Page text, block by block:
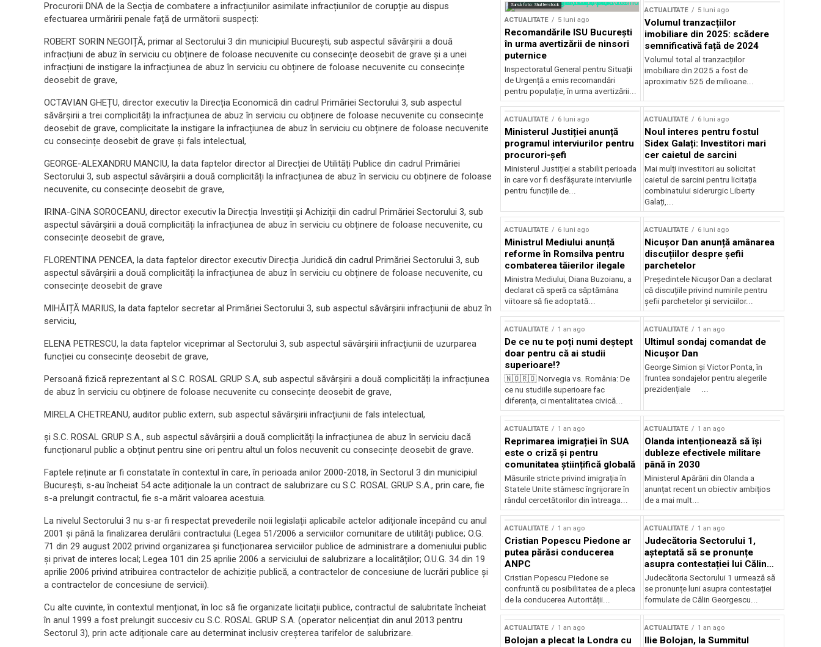
Procurorii DNA de la Secția de combatere a infracțiunilor asimilate infracțiunilor de corupție au dispus
efectuarea urmăririi penale față de următorii suspecți:
ROBERT SORIN NEGOIȚĂ, primar al Sectorului 3 din municipiul București, sub aspectul săvârșirii a două
infracțiuni de abuz în serviciu cu obținere de foloase necuvenite cu consecințe deosebit de grave și a unei
infracțiuni de instigare la infracțiunea de abuz în serviciu cu obținere de foloase necuvenite cu consecințe
deosebit de grave,
OCTAVIAN GHEȚU, director executiv la Direcția Economică din cadrul Primăriei Sectorului 3, sub aspectul
săvârșirii a trei complicități la infracțiunea de abuz în serviciu cu obținere de foloase necuvenite cu consecințe
deosebit de grave, complicitate la instigare la infracțiunea de abuz în serviciu cu obținere de foloase necuvenite
cu consecințe deosebit de grave și fals intelectual,
GEORGE-ALEXANDRU MANCIU, la data faptelor director al Direcției de Utilități Publice din cadrul Primăriei
Sectorului 3, sub aspectul săvârșirii a două complicități la infracțiunea de abuz în serviciu cu obținere de foloase
necuvenite, cu consecințe deosebit de grave,
IRINA-GINA SOROCEANU, director executiv la Direcția Investiții și Achiziții din cadrul Primăriei Sectorului 3, sub
aspectul săvârșirii a două complicități la infracțiunea de abuz în serviciu cu obținere de foloase necuvenite, cu
consecințe deosebit de grave,
FLORENTINA PENCEA, la data faptelor director executiv Direcția Juridică din cadrul Primăriei Sectorului 3, sub
aspectul săvârșirii a două complicități la infracțiunea de abuz în serviciu cu obținere de foloase necuvenite, cu
consecințe deosebit de grave
MIHĂIȚĂ MARIUS, la data faptelor secretar al Primăriei Sectorului 3, sub aspectul săvârșirii infracțiunii de abuz în
serviciu,
ELENA PETRESCU, la data faptelor viceprimar al Sectorului 3, sub aspectul săvârșirii infracțiunii de uzurparea
funcției cu consecințe deosebit de grave,
Persoană fizică reprezentant al S.C. ROSAL GRUP S.A, sub aspectul săvârșirii a două complicități la infracțiunea
de abuz în serviciu cu obținere de foloase necuvenite cu consecințe deosebit de grave,
MIRELA CHETREANU, auditor public extern, sub aspectul săvârșirii infracțiunii de fals intelectual,
și S.C. ROSAL GRUP S.A., sub aspectul săvârșirii a două complicități la infracțiunea de abuz în serviciu dacă
funcționarul public a obținut pentru sine ori pentru altul un folos necuvenit cu consecințe deosebit de grave.
Faptele reținute ar fi constatate în contextul în care, în perioada anilor 2000-2018, în Sectorul 3 din municipiul
București, s-au încheiat 54 acte adiționale la un contract de salubrizare cu S.C. ROSAL GRUP S.A., prin care, fie
s-a prelungit contractul, fie s-a mărit valoarea acestuia.
La nivelul Sectorului 3 nu s-ar fi respectat prevederile noii legislații aplicabile actelor adiționale începând cu anul
2001 și până la finalizarea derulării contractului (Legea 51/2006 a serviciilor comunitare de utilități publice; O.G.
71 din 29 august 2002 privind organizarea și funcționarea serviciilor publice de administrare a domeniului public
și privat de interes local; Legea 101 din 25 aprilie 2006 a serviciului de salubrizare a localităților; O.U.G. 34 din 19
aprilie 2006 privind atribuirea contractelor de achiziție publică, a contractelor de concesiune de lucrări publice și
a contractelor de concesiune de servicii).
Cu alte cuvinte, în contextul menționat, în loc să fie organizate licitații publice, contractul de salubritate încheiat
în anul 1999 a fost prelungit succesiv cu S.C. ROSAL GRUP S.A. (operator nelicențiat din anul 2013 pentru
Sectorul 3), prin acte adiționale care au determinat inclusiv creșterea tarifelor de salubrizare.
Sursă foto: Shutterstock
ACTUALITATE 5 luni ago
Recomandările ISU București
în urma avertizării de ninsori
puternice
Inspectoratul General pentru Situații
de Urgență a emis recomandări
pentru populație, în urma avertizării...
ACTUALITATE 5 luni ago
Volumul tranzacțiilor
imobiliare din 2025: scădere
semnificativă față de 2024
Volumul total al tranzacțiilor
imobiliare din 2025 a fost de
aproximativ 525 de milioane...
ACTUALITATE 6 luni ago
Ministerul Justiției anunță
programul interviurilor pentru
procurori-șefi
Ministerul Justiției a stabilit perioada
în care vor fi desfășurate interviurile
pentru funcțiile de...
ACTUALITATE 6 luni ago
Noul interes pentru fostul
Sidex Galați: Investitori mari
cer caietul de sarcini
Mai mulți investitori au solicitat
caietul de sarcini pentru licitația
combinatului siderurgic Liberty
Galați,...
ACTUALITATE 6 luni ago
Ministrul Mediului anunță
reforme în Romsilva pentru
combaterea tăierilor ilegale
Ministra Mediului, Diana Buzoianu, a
declarat că speră ca săptămâna
viitoare să fie adoptată...
ACTUALITATE 6 luni ago
Nicușor Dan anunță amânarea
discuțiilor despre șefii
parchetelor
Președintele Nicușor Dan a declarat
că discuțiile privind numirile pentru
șefii parchetelor și serviciilor...
ACTUALITATE 1 an ago
De ce nu te poți numi deștept
doar pentru că ai studii
superioare!?
🇳🇴🇷🇴 Norvegia vs. România: De
ce nu studiile superioare fac
diferența, ci mentalitatea civică...
ACTUALITATE 1 an ago
Ultimul sondaj comandat de
Nicușor Dan
George Simion și Victor Ponta, în
fruntea sondajelor pentru alegerile
prezidențiale ...
ACTUALITATE 1 an ago
Reprimarea imigrației în SUA
este o criză și pentru
comunitatea științifică globală
Măsurile stricte privind imigrația în
Statele Unite stârnesc îngrijorare în
rândul cercetătorilor din întreaga...
ACTUALITATE 1 an ago
Olanda intenționează să își
dubleze efectivele militare
până în 2030
Ministerul Apărării din Olanda a
anunțat recent un obiectiv ambițios
de a mai mult...
ACTUALITATE 1 an ago
Cristian Popescu Piedone ar
putea părăsi conducerea
ANPC
Cristian Popescu Piedone se
confruntă cu posibilitatea de a pleca
de la conducerea Autorității...
ACTUALITATE 1 an ago
Judecătoria Sectorului 1,
așteptată să se pronunțe
asupra contestației lui Călin
Georgescu privind controlul
judiciar
Judecătoria Sectorului 1 urmează să
se pronunțe luni asupra contestației
formulate de Călin Georgescu...
ACTUALITATE 1 an ago
Bolojan a plecat la Londra cu
ACTUALITATE 1 an ago
Ilie Bolojan, la Summitul